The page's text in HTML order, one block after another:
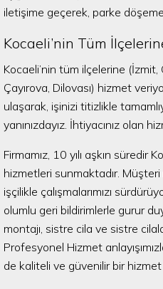
iletişime geçerek, parke
Kocaeli’nin Tüm
Kocaeli’nin tüm ilçelerine (İzmit,
Çayırova, Dilovası) hizmet
ulaşarak, işinizi titizlikle
yanınızdayız. İhtiyacınız olan
Firmamız, 10 yılı aşkın
hizmetleri sunmaktadır.
işçilikle çalışmalarımızı
olumlu geri bildirimlerle gurur
montajı, sistre cila ve sistre
Profesyonel Hizmet
de kaliteli ve güvenilir bir